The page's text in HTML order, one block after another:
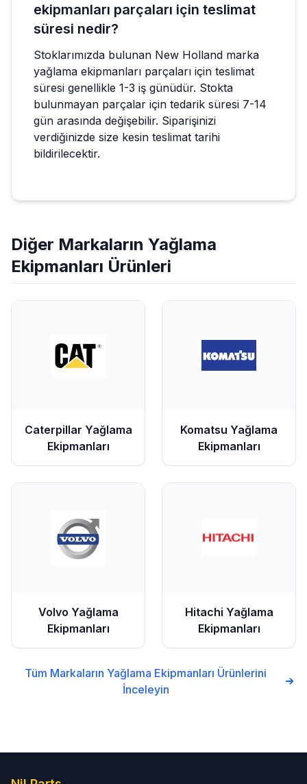
ekipmanları parçaları için teslimat
süresi nedir?
Stoklarımızda bulunan New Holland marka
yağlama ekipmanları parçaları için teslimat
süresi genellikle 1-3 iş günüdür. Stokta
bulunmayan parçalar için tedarik süresi 7-14
gün arasında değişebilir. Siparişinizi
verdiğinizde size kesin teslimat tarihi
bildirilecektir.
Diğer Markaların Yağlama
Ekipmanları Ürünleri
Caterpillar Yağlama
Ekipmanları
Komatsu Yağlama
Ekipmanları
Volvo Yağlama
Ekipmanları
Hitachi Yağlama
Ekipmanları
Tüm Markaların Yağlama Ekipmanları Ürünlerini
İnceleyin